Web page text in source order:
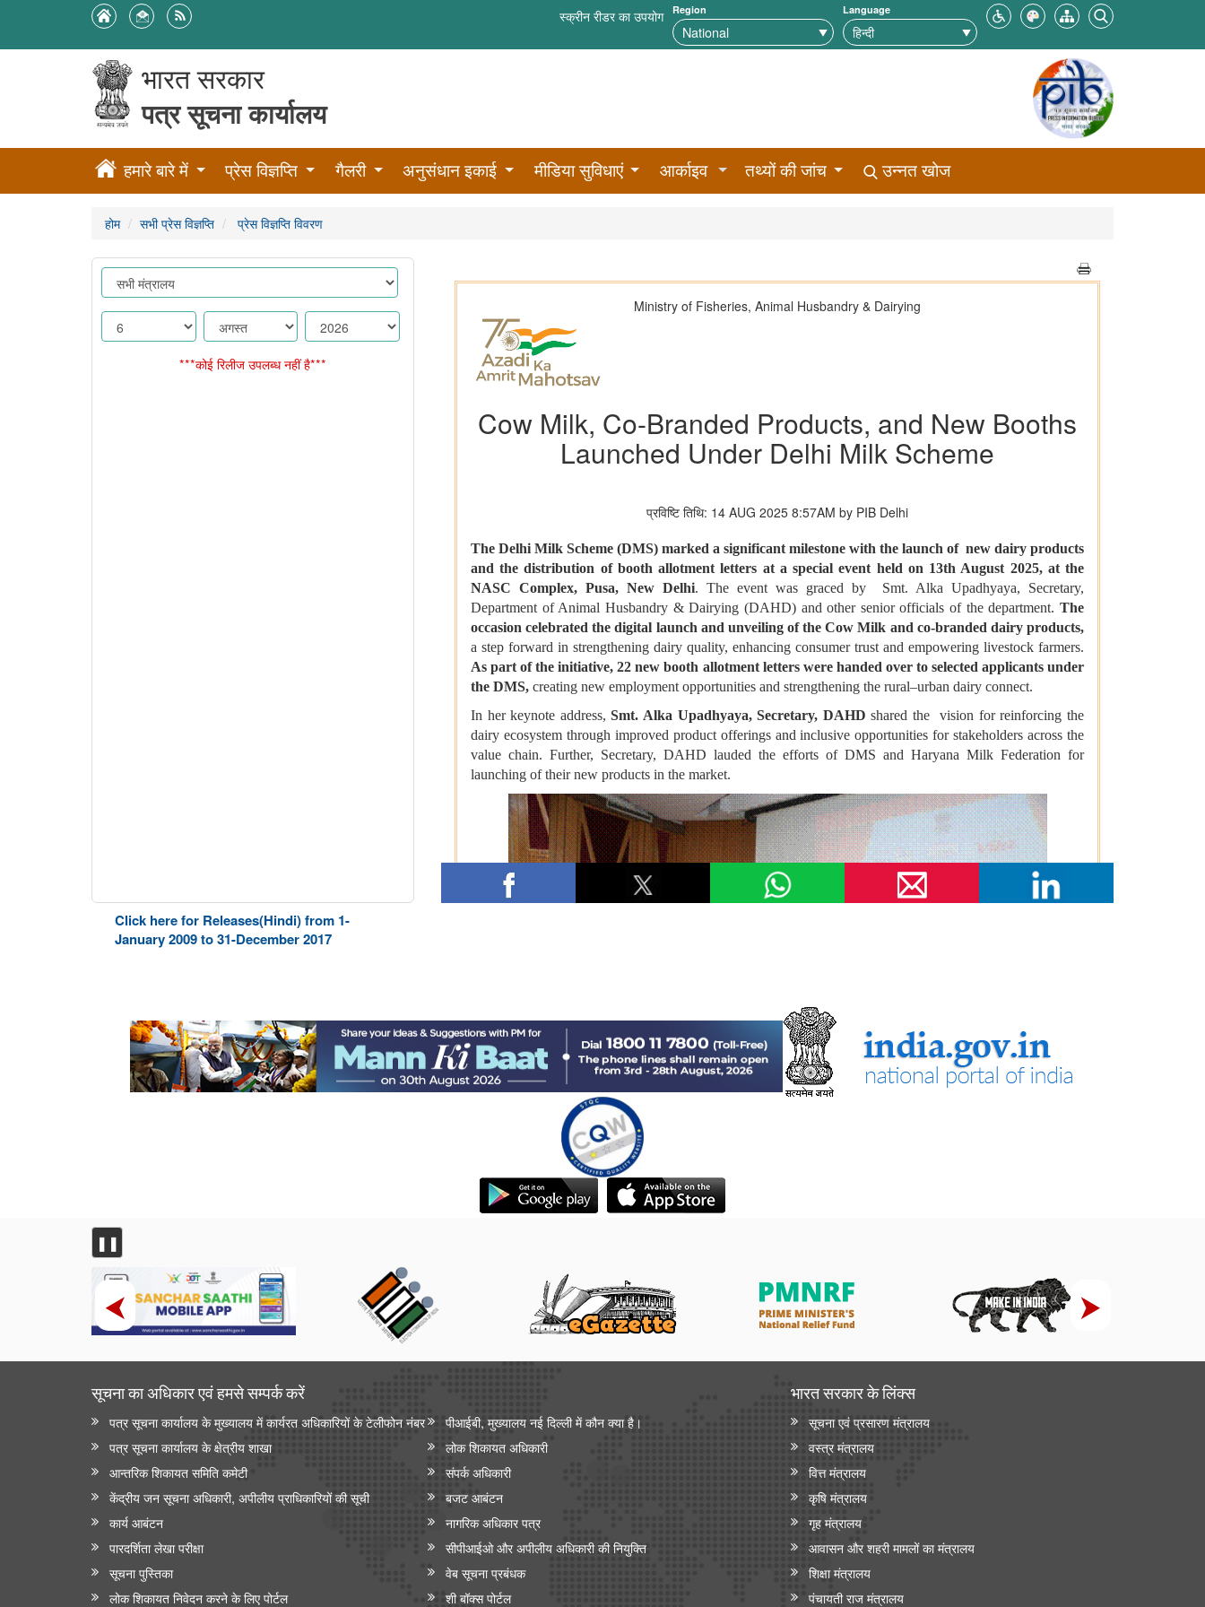
स्क्रीन रीडर का उपयोग Region Language
भारत सरकार
पत्र सूचना कार्यालय
हमारे बारे में प्रेस विज्ञप्ति गैलरी अनुसंधान इकाई मीडिया सुविधाएं आर्काइव तथ्यों की जांच उन्नत खोज
होम सभी प्रेस विज्ञप्ति प्रेस विज्ञप्ति विवरण
***कोई रिलीज उपलब्ध नहीं है***
Click here for Releases(Hindi) from 1-
January 2009 to 31-December 2017
❚❚
सूचना का अधिकार एवं हमसे सम्‍पर्क करें
पत्र सूचना कार्यालय के मुख्यालय में कार्यरत अधिकारियों के टेलीफोन नंबर
पीआईबी, मुख्यालय नई दिल्ली में कौन क्या है।
पत्र सूचना कार्यालय के क्षेत्रीय शाखा
लोक शिकायत अधिकारी
आन्‍तरिक शिकायत समिति कमेटी
संपर्क अधिकारी
केंद्रीय जन सूचना अधिकारी, अपीलीय प्राधिकारियों की सूची
बजट आबंटन
कार्य आबंटन
नागरिक अधिकार पत्र
पारदर्शिता लेखा परीक्षा
सीपीआईओ और अपी‍लीय अधिकारी की नियुक्ति
सूचना पुस्तिका
वेब सूचना प्रबंधक
लोक शिकायत निवेदन करने के लिए पोर्टल
शी बॉक्स पोर्टल
भारत सरकार के लिंक्‍स
सूचना एवं प्रसारण मंत्रालय
वस्त्र मंत्रालय
वित्त मंत्रालय
कृषि मंत्रालय
गृह मंत्रालय
आवासन और शहरी मामलों का मंत्रालय
शिक्षा मंत्रालय
पंचायती राज मंत्रालय